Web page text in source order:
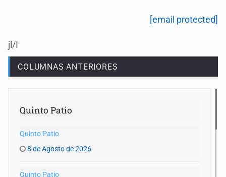
[email protected]
jl/I
COLUMNAS ANTERIORES
Quinto Patio
Quinto Patio
8 de Agosto de 2026
Quinto Patio